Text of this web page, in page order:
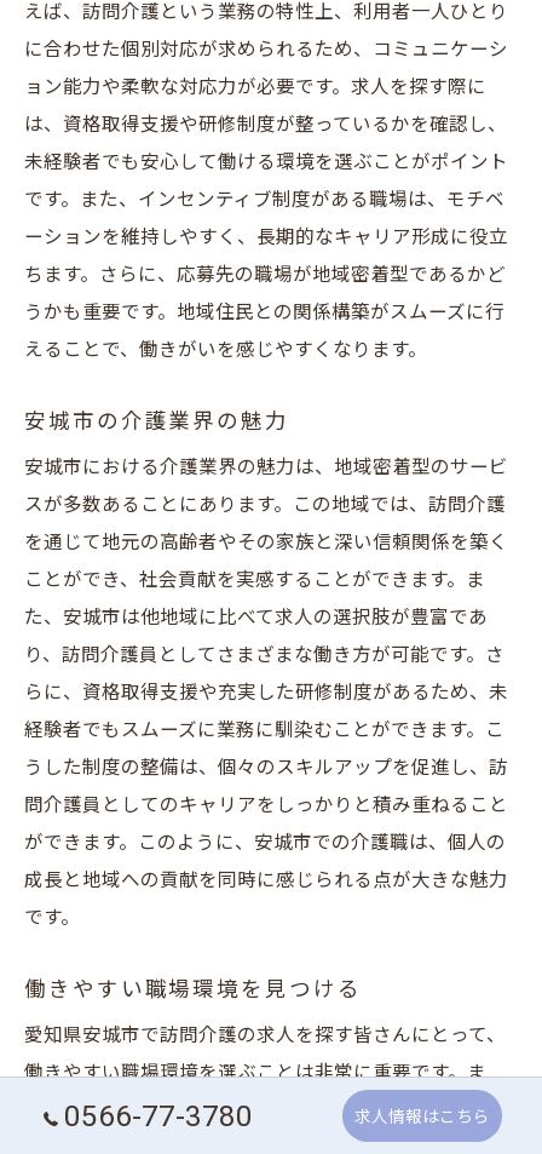
えば、訪問介護という業務の特性上、利用者一人ひとり
に合わせた個別対応が求められるため、コミュニケーシ
ョン能力や柔軟な対応力が必要です。求人を探す際に
は、資格取得支援や研修制度が整っているかを確認し、
未経験者でも安心して働ける環境を選ぶことがポイント
です。また、インセンティブ制度がある職場は、モチベ
ーションを維持しやすく、長期的なキャリア形成に役立
ちます。さらに、応募先の職場が地域密着型であるかど
うかも重要です。地域住民との関係構築がスムーズに行
えることで、働きがいを感じやすくなります。
安城市の介護業界の魅力
安城市における介護業界の魅力は、地域密着型のサービ
スが多数あることにあります。この地域では、訪問介護
を通じて地元の高齢者やその家族と深い信頼関係を築く
ことができ、社会貢献を実感することができます。ま
た、安城市は他地域に比べて求人の選択肢が豊富であ
り、訪問介護員としてさまざまな働き方が可能です。さ
らに、資格取得支援や充実した研修制度があるため、未
経験者でもスムーズに業務に馴染むことができます。こ
うした制度の整備は、個々のスキルアップを促進し、訪
問介護員としてのキャリアをしっかりと積み重ねること
ができます。このように、安城市での介護職は、個人の
成長と地域への貢献を同時に感じられる点が大きな魅力
です。
働きやすい職場環境を見つける
愛知県安城市で訪問介護の求人を探す皆さんにとって、
働きやすい職場環境を選ぶことは非常に重要です。ま
ず、スタッフ間のコミュニケーションの質を確認するこ
とが大切です。円滑なコミュニケーションは、業務の効
0566-77-3780 求人情報はこちら